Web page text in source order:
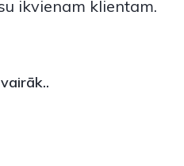
ikvienam klientam.